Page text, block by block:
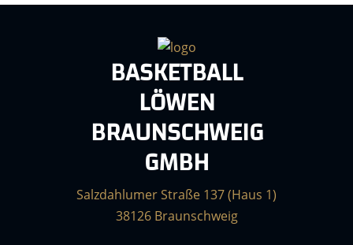
BASKETBALL
LÖWEN
BRAUNSCHWEIG
GMBH
Salzdahlumer Straße 137 (Haus 1)
38126 Braunschweig